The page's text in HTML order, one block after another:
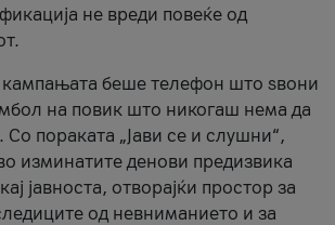
не вреди повеќе од
кампањата беше телефон што ѕвони
на повик што никогаш нема да
Со пораката „Јави се и слушни“,
изминатите денови предизвика
јавноста, отворајќи простор за
од невниманието и за